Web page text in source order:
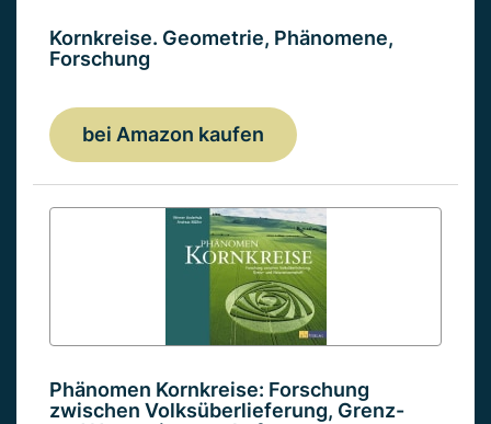
Kornkreise. Geometrie, Phänomene,
Forschung
bei Amazon kaufen
Phänomen Kornkreise: Forschung
zwischen Volksüberlieferung, Grenz-